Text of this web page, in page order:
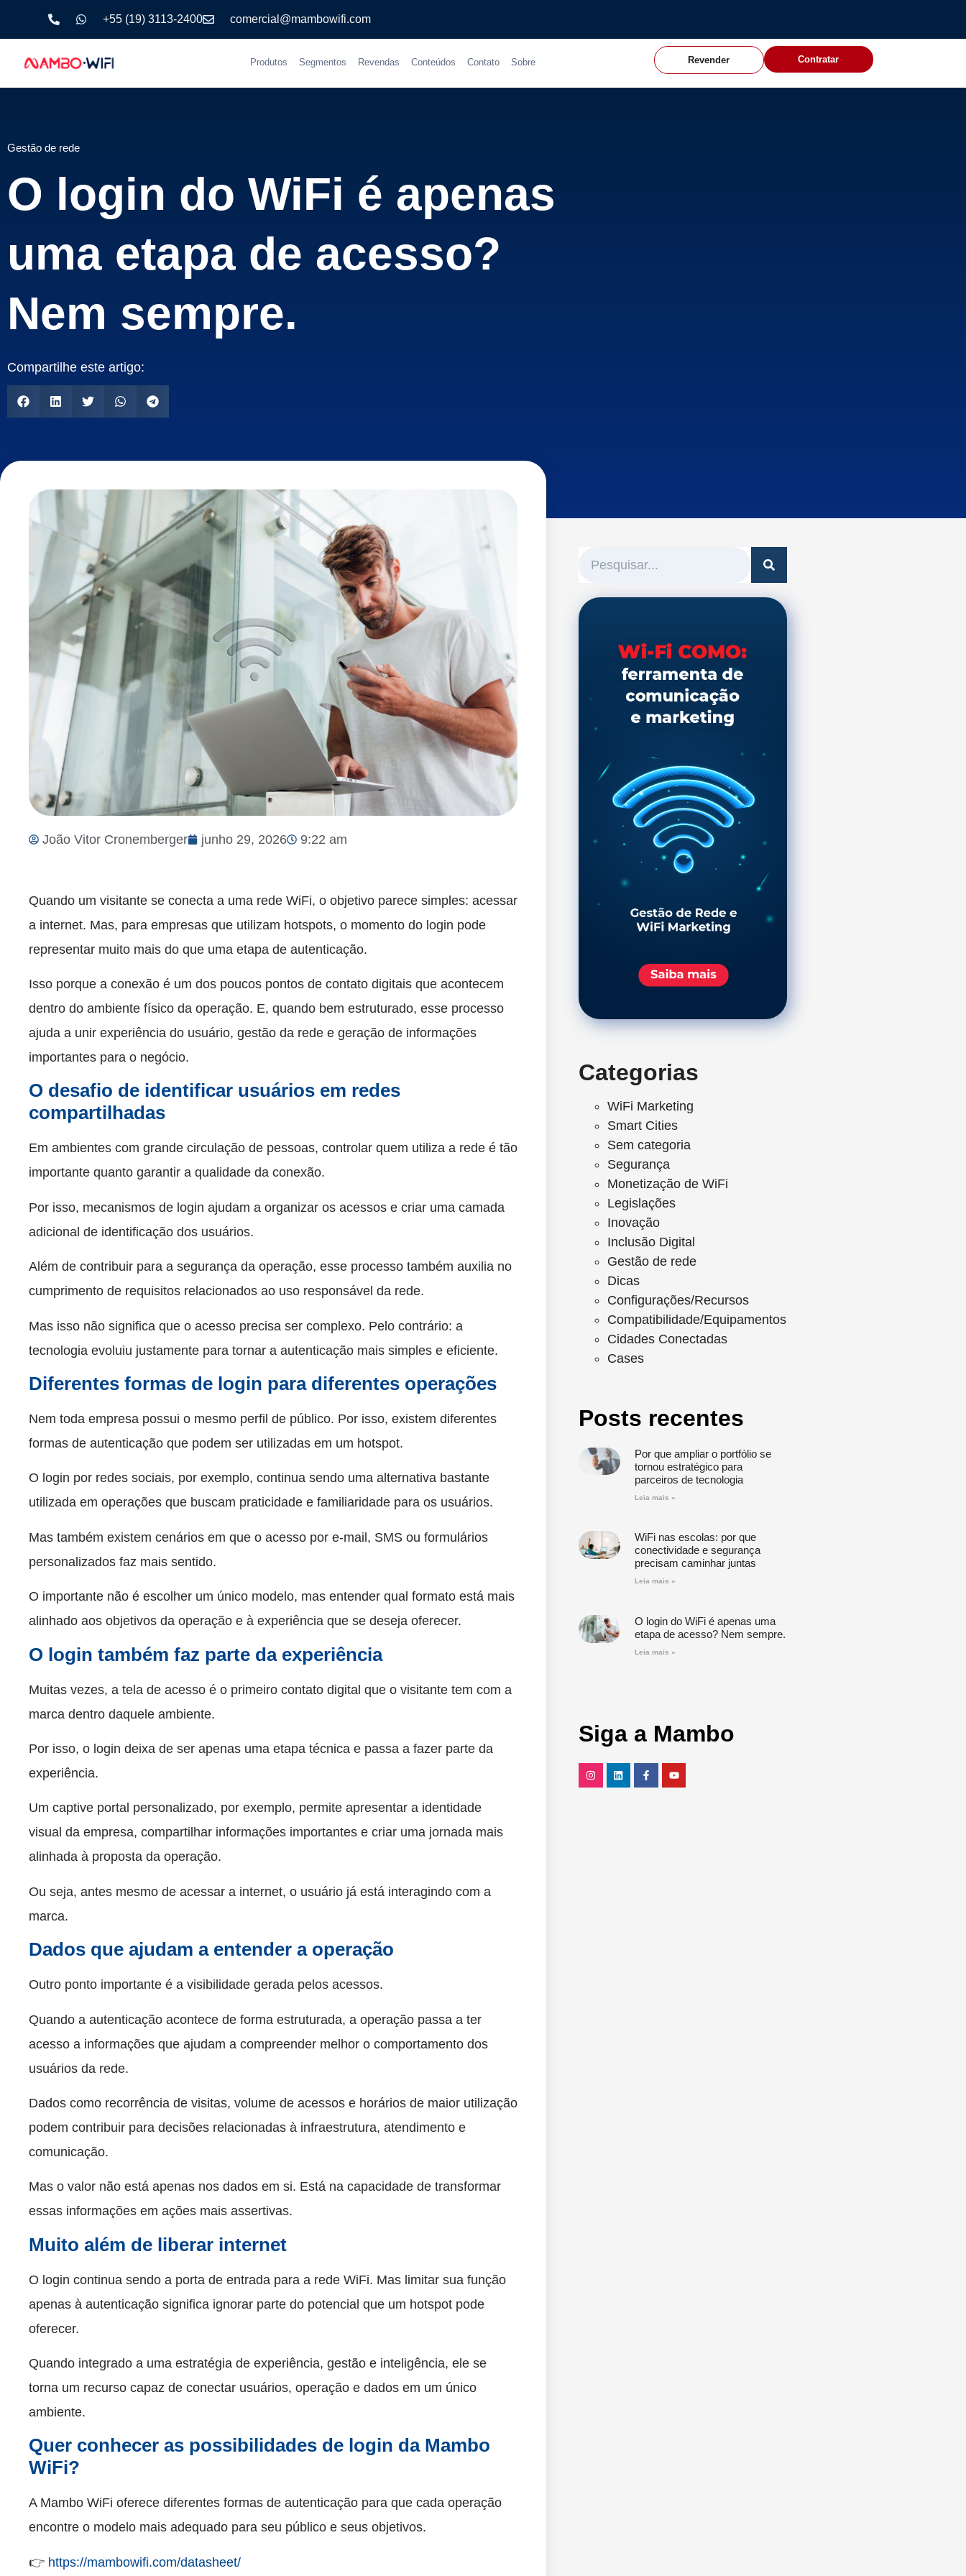
+55 (19) 3113-2400 comercial@mambowifi.com
Produtos Segmentos Revendas Conteúdos Contato Sobre Revender Contratar
Gestão de rede
O login do WiFi é apenas
uma etapa de acesso?
Nem sempre.
Compartilhe este artigo:
João Vitor Cronemberger junho 29, 2026 9:22 am
Quando um visitante se conecta a uma rede WiFi, o objetivo parece simples: acessar
a internet. Mas, para empresas que utilizam hotspots, o momento do login pode
representar muito mais do que uma etapa de autenticação.
Isso porque a conexão é um dos poucos pontos de contato digitais que acontecem
dentro do ambiente físico da operação. E, quando bem estruturado, esse processo
ajuda a unir experiência do usuário, gestão da rede e geração de informações
importantes para o negócio.
O desafio de identificar usuários em redes
compartilhadas
Em ambientes com grande circulação de pessoas, controlar quem utiliza a rede é tão
importante quanto garantir a qualidade da conexão.
Por isso, mecanismos de login ajudam a organizar os acessos e criar uma camada
adicional de identificação dos usuários.
Além de contribuir para a segurança da operação, esse processo também auxilia no
cumprimento de requisitos relacionados ao uso responsável da rede.
Mas isso não significa que o acesso precisa ser complexo. Pelo contrário: a
tecnologia evoluiu justamente para tornar a autenticação mais simples e eficiente.
Diferentes formas de login para diferentes operações
Nem toda empresa possui o mesmo perfil de público. Por isso, existem diferentes
formas de autenticação que podem ser utilizadas em um hotspot.
O login por redes sociais, por exemplo, continua sendo uma alternativa bastante
utilizada em operações que buscam praticidade e familiaridade para os usuários.
Mas também existem cenários em que o acesso por e-mail, SMS ou formulários
personalizados faz mais sentido.
O importante não é escolher um único modelo, mas entender qual formato está mais
alinhado aos objetivos da operação e à experiência que se deseja oferecer.
O login também faz parte da experiência
Muitas vezes, a tela de acesso é o primeiro contato digital que o visitante tem com a
marca dentro daquele ambiente.
Por isso, o login deixa de ser apenas uma etapa técnica e passa a fazer parte da
experiência.
Um captive portal personalizado, por exemplo, permite apresentar a identidade
visual da empresa, compartilhar informações importantes e criar uma jornada mais
alinhada à proposta da operação.
Ou seja, antes mesmo de acessar a internet, o usuário já está interagindo com a
marca.
Dados que ajudam a entender a operação
Outro ponto importante é a visibilidade gerada pelos acessos.
Quando a autenticação acontece de forma estruturada, a operação passa a ter
acesso a informações que ajudam a compreender melhor o comportamento dos
usuários da rede.
Dados como recorrência de visitas, volume de acessos e horários de maior utilização
podem contribuir para decisões relacionadas à infraestrutura, atendimento e
comunicação.
Mas o valor não está apenas nos dados em si. Está na capacidade de transformar
essas informações em ações mais assertivas.
Muito além de liberar internet
O login continua sendo a porta de entrada para a rede WiFi. Mas limitar sua função
apenas à autenticação significa ignorar parte do potencial que um hotspot pode
oferecer.
Quando integrado a uma estratégia de experiência, gestão e inteligência, ele se
torna um recurso capaz de conectar usuários, operação e dados em um único
ambiente.
Quer conhecer as possibilidades de login da Mambo
WiFi?
A Mambo WiFi oferece diferentes formas de autenticação para que cada operação
encontre o modelo mais adequado para seu público e seus objetivos.
👉 https://mambowifi.com/datasheet/
Categorias
WiFi Marketing
Smart Cities
Sem categoria
Segurança
Monetização de WiFi
Legislações
Inovação
Inclusão Digital
Gestão de rede
Dicas
Configurações/Recursos
Compatibilidade/Equipamentos
Cidades Conectadas
Cases
Posts recentes
Por que ampliar o portfólio se
tornou estratégico para
parceiros de tecnologia
Leia mais »
WiFi nas escolas: por que
conectividade e segurança
precisam caminhar juntas
Leia mais »
O login do WiFi é apenas uma
etapa de acesso? Nem sempre.
Leia mais »
Siga a Mambo